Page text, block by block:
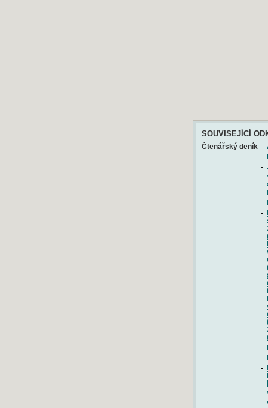
SOUVISEJÍCÍ
Čtenářský deník -
-
-
-
-
-
-
-
-
-
-